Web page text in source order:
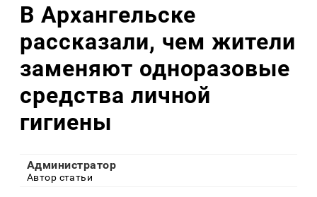
В Архангельске
рассказали, чем жители
заменяют одноразовые
средства личной
гигиены
Администратор
Автор статьи